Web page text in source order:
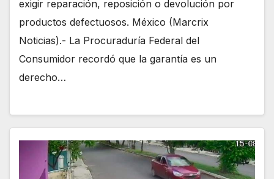
exigir reparación, reposición o devolución por
productos defectuosos. México (Marcrix
Noticias).- La Procuraduría Federal del
Consumidor recordó que la garantía es un
derecho…